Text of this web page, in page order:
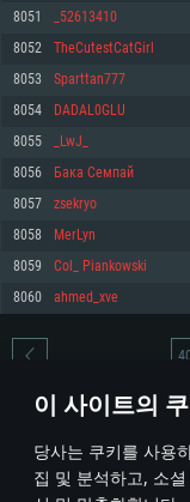
이 사이트의
당사는 쿠키를 사용
집 및 분석하고, 소
그래픽 카드: DirectX 11 이
GeForce GT 660. 최소 사양
네트워크: 브로드밴드 인터
여유 저장 공간: 22.1 GB (
권장 사양
570 혹은 그 이상
여유 저장 공간: 62.2 GB (
그래픽 카드: Metal 을 지원
능을 가지는 Mac 버전의
네트워크: 브로드밴드 인터
여유 저장 공간: 22.1 GB (
권장 사양
네트워크: 브로드밴드 인터
여유 저장 공간: 62.2 GB (
그래픽 카드: Vulkan 을 지
660 (6개월 미만) 혹은 그
원하는 AMD (6개월 미만;
네트워크: 브로드밴드 인터
여유 저장 공간: 22.1 GB (
권장 사양
운영체제: Ubuntu 20.04
프로세서: Intel Core i7
메모리: 16 GB
그래픽 카드: Vulkan 을 지
1060 (6개월 미만) 혹은 그
지원하는 AMD RX 570 (6
여유 저장 공간: 62.2 GB (
8051 _52613410
8052 TheCutestCatGirl
8053 Sparttan777
8054 DADAL0GLU
8055 _LwJ_
8056 Бака Семпай
8057 zsekryo
8058 MerLyn
8059 Col_ Piankowski
8060 ahmed_xve
* 순위표는 매일 1회 갱신